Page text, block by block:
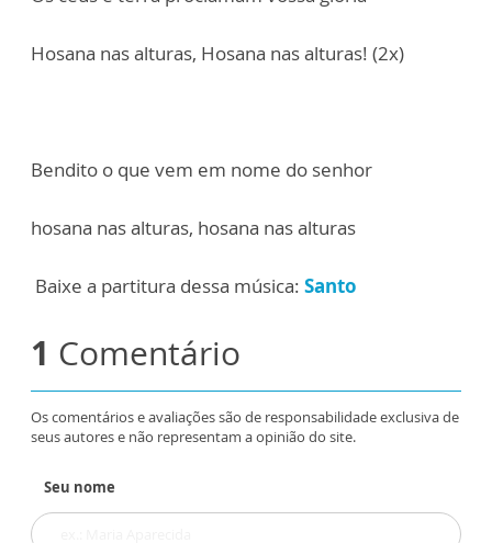
Hosana nas alturas, Hosana nas alturas! (2x)
Bendito o que vem em nome do senhor
hosana nas alturas, hosana nas alturas
Baixe a partitura dessa música: Santo
1 Comentário
Os comentários e avaliações são de responsabilidade exclusiva de
seus autores e não representam a opinião do site.
Seu nome